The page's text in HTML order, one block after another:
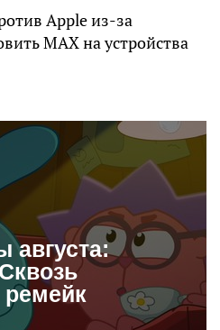
Apple из-за
MAX на устройства
августа: